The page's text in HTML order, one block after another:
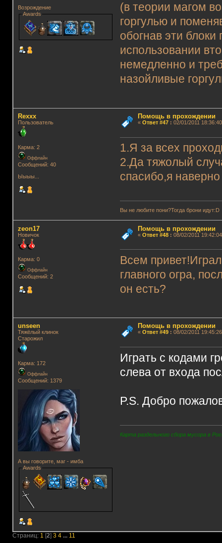
Возрождение
Awards
(в теории магом
горгулью и
обогнав эти
использовании
немедленно и
назойливые
Rexxx
Пользователь
Карма: 2
Оффлайн
Сообщений: 40
Ыыыы...
Помощь в прохождении
« Ответ #47: 02/01/2011
1.Я за всех
2.Да тяжолый
спасибо,я
Вы не любите пони?Тогда брони идут:D
zeon17
Новичок
Карма: 0
Оффлайн
Сообщений: 2
Помощь в прохождении
« Ответ #48: 08/02/2011
Всем
главного огра,
он есть?
unseen
Тяжёлый клинок
Старожил
Карма: 172
Оффлайн
Сообщений: 1379
А вы говорите, маг - имба
Awards
Помощь в прохождении
« Ответ #49: 08/02/2011
Играть с кодами
слева от входа
P.S. Добро
Карта раздельного сбора мусора в
Страниц: 1 [2] 3 4 ... 11